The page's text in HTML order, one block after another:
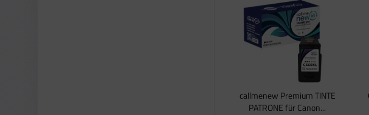
callmenew Premium TINTE
PATRONE für Canon...